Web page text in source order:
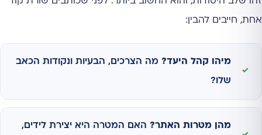
אחת, חייבים להבין:
מיהו קהל היעד? מה הצרכים, הבעיות ונקודות הכאב
שלו?
מהן מטרות האתר? האם המטרה היא יצירת לידים,